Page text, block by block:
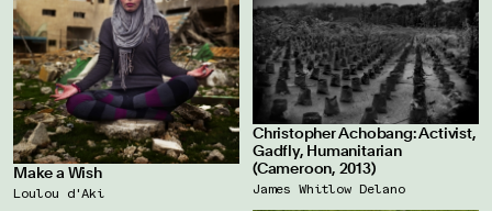
Make a Wish
Loulou d'Aki
Christopher Achobang: Activist,
Gadfly, Humanitarian
(Cameroon, 2013)
James Whitlow Delano